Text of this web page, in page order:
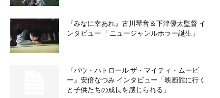
『みなに幸あれ』古川琴音＆下津優太監督 イ
ンタビュー 「ニュージャンルホラー誕生」
『パウ・パトロール ザ・マイティ・ムービ
ー』安倍なつみ インタビュー「映画館に行く
と子供たちの成長を感じられる」